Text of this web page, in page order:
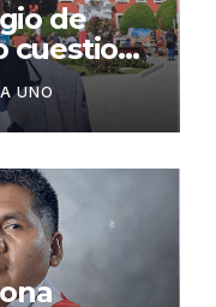
de
cuestiona
UNO